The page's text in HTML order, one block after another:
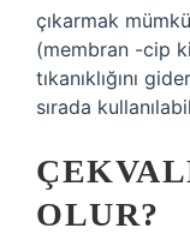
çıkarmak
(membran -cip
tıkanıklığını
sırada
OLUR?